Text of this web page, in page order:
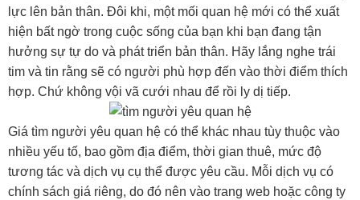
lực lên bản thân. Đôi khi, một mối quan hệ mới có thể xuất
hiện bất ngờ trong cuộc sống của bạn khi bạn đang tận
hưởng sự tự do và phát triển bản thân. Hãy lắng nghe trái
tim và tin rằng sẽ có người phù hợp đến vào thời điểm thích
hợp. Chứ không vội vã cưới nhau để rồi ly dị tiếp.
Giá tìm người yêu quan hệ có thể khác nhau tùy thuộc vào
nhiều yếu tố, bao gồm địa điểm, thời gian thuê, mức độ
tương tác và dịch vụ cụ thể được yêu cầu. Mỗi dịch vụ có
chính sách giá riêng, do đó nên vào trang web hoặc công ty